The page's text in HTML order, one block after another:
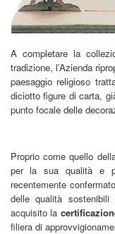
A completare la
tradizione, l’Azienda
paesaggio religioso
diciotto figure di carta,
punto focale delle
Proprio come quello
per la sua qualità e
recentemente
delle qualità
acquisito la
filiera di